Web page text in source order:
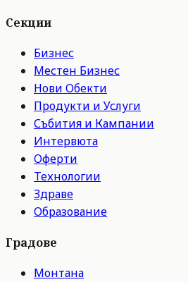
Секции
Бизнес
Местен Бизнес
Нови Обекти
Продукти и Услуги
Събития и Кампании
Интервюта
Оферти
Технологии
Здраве
Образование
Градове
Монтана